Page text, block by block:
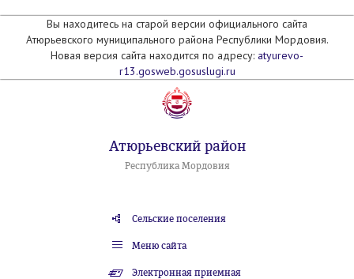
Вы находитесь на старой версии официального сайта
Атюрьевского муниципального района Республики Мордовия.
Новая версия сайта находится по адресу: atyurevo-
r13.gosweb.gosuslugi.ru
Атюрьевский район
Республика Мордовия
Сельские поселения
Меню сайта
Электронная приемная